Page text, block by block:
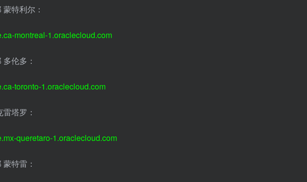
特利尔：
montreal-1.oraclecloud.com
伦多：
toronto-1.oraclecloud.com
塔罗：
queretaro-1.oraclecloud.com
特雷：